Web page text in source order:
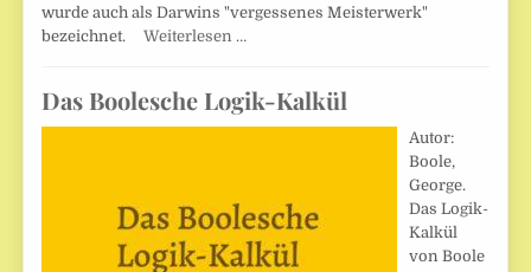
wurde auch als Darwins "vergessenes Meisterwerk"
bezeichnet.Weiterlesen …
Das Boolesche Logik-Kalkül
Autor:
Boole,
George.
Das Logik-
Kalkül
von Boole